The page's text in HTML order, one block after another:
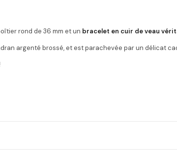
rond de 36 mm et un bracelet en cuir de veau
argenté brossé, et est parachevée par un délicat